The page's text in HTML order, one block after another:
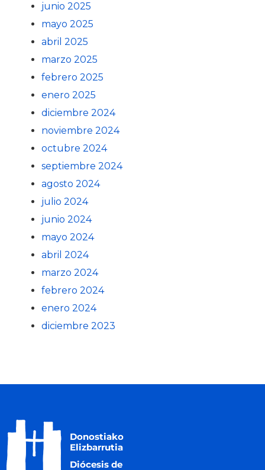
junio 2025
mayo 2025
abril 2025
marzo 2025
febrero 2025
enero 2025
diciembre 2024
noviembre 2024
octubre 2024
septiembre 2024
agosto 2024
julio 2024
junio 2024
mayo 2024
abril 2024
marzo 2024
febrero 2024
enero 2024
diciembre 2023